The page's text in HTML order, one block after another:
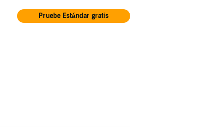
Pruebe Estándar gratis